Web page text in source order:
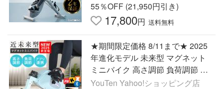
55％OFF (21,950円引き)
17,800円 送料無料
★期間限定価格 8/11まで★ 2025
年進化モデル 未来型 マグネット
ミニバイク 高さ調節 負荷調節 ア
プリ連携 ミニ フィットネスバイク
YouTen Yahoo!ショッピング店